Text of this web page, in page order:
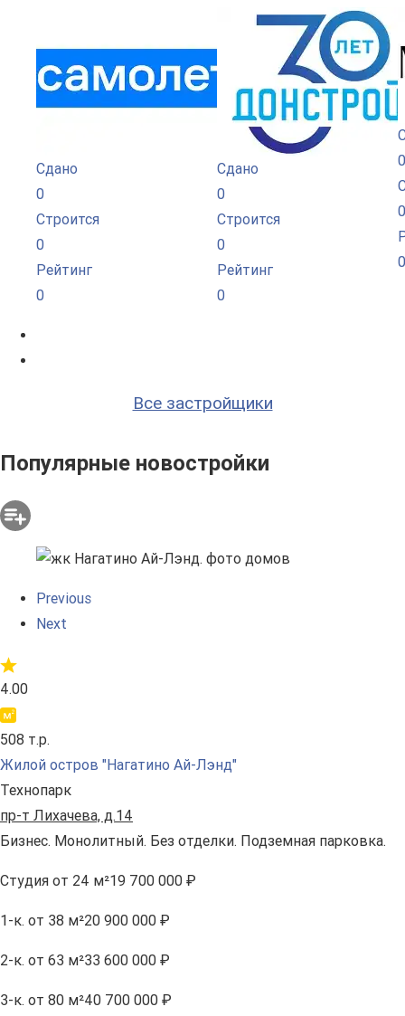
Сдано
0
Строится
0
Рейтинг
0
Сдано
0
Строится
0
Рейтинг
0
0
0
0
Все застройщики
Популярные новостройки
Previous
Next
4.00
508 т.р.
Жилой остров "Нагатино Ай-Лэнд"
Технопарк
пр-т Лихачева, д.14
Бизнес. Монолитный. Без отделки. Подземная парковка.
Студия от 24 м²19 700 000 ₽
1-к. от 38 м²20 900 000 ₽
2-к. от 63 м²33 600 000 ₽
3-к. от 80 м²40 700 000 ₽